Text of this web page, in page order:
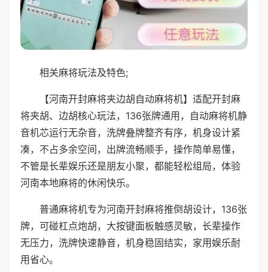
相关麻将玩法及特色;
【河南开封麻将夹边胡自动麻将机】适配开封麻
将夹胡、边胡核心玩法，136张牌通用，自动麻将机静
音机芯运行无杂音，洗牌叠牌整齐有序，机身设计紧
凑，不占多余空间，出牌流畅顺手，操作简单易懂，
不管是长辈娱乐还是朋友小聚，都能轻松组局，体验
河南本地麻将的休闲快乐。
普通麻将机专为河南开封麻将推倒胡设计，136张
牌，可碰杠点炮胡，大按键面板触感灵敏，长辈操作
无压力，洗牌快速静音，机身稳固结实，家用娱乐耐
用省心。